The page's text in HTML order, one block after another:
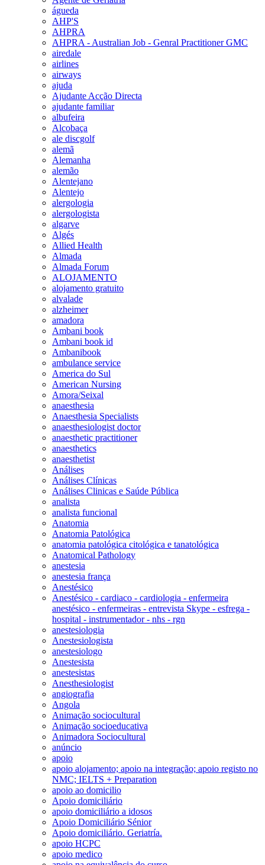
águeda
AHP'S
AHPRA
AHPRA - Australian Job - Genral Practitioner GMC
airedale
airlines
airways
ajuda
Ajudante Acção Directa
ajudante familiar
albufeira
Alcobaça
ale discgolf
alemã
Alemanha
alemão
Alentejano
Alentejo
alergologia
alergologista
algarve
Algés
Allied Health
Almada
Almada Forum
ALOJAMENTO
alojamento gratuito
alvalade
alzheimer
amadora
Ambani book
Ambani book id
Ambanibook
ambulance service
America do Sul
American Nursing
Amora/Seixal
anaesthesia
Anaesthesia Specialists
anaesthesiologist doctor
anaesthetic practitioner
anaesthetics
anaesthetist
Análises
Análises Clínicas
Análises Clinicas e Saúde Pública
analista
analista funcional
Anatomia
Anatomia Patológica
anatomia patológica citológica e tanatológica
Anatomical Pathology
anestesia
anestesia frança
Anestésico
Anestésico - cardiaco - cardiologia - enfermeira
anestésico - enfermeiras - entrevista Skype - esfrega -
hospital - instrumentador - nhs - rgn
anestesiologia
Anestesiologista
anestesiologo
Anestesista
anestesistas
Anesthesiologist
angiografia
Angola
Animação sociocultural
Animação socioeducativa
Animadora Sociocultural
anúncio
apoio
apoio alojamento; apoio na integração; apoio registo no
NMC; IELTS + Preparation
apoio ao domicilio
Apoio domiciliário
apoio domiciliário a idosos
Apoio Domiciliário Sénior
Apoio domiciliário. Geriatría.
apoio HCPC
apoio medico